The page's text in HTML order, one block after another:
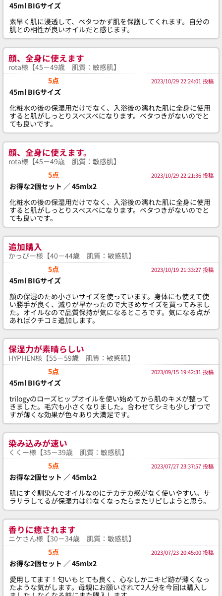
45ml BIGサイズ
素早く肌に浸透して、ベタつかず肌を保護してくれます。自分の
肌との相性が良いオイルだと感じます。
顔、全身に使えます
rota様【45－49歳 肌質：敏感肌】
5点
2023/10/29 22:24:01 投稿
45ml BIGサイズ
化粧水の後の保湿用だけでなく、入浴後の濡れた肌に全身に使用
すると肌がしっとりスベスベになります。ベタつきがないのでと
ても良いです。
顔、全身に使えます。
rota様【45－49歳 肌質：敏感肌】
5点
2023/10/29 22:21:36 投稿
お得な2個セット ／ 45mlx2
化粧水の後の保湿用だけでなく、入浴後の濡れた肌に全身に使用
すると肌がしっとりスベスベになります。ベタつきがないのでと
ても良いです。
追加購入
かっぴー様【40－44歳 肌質：敏感肌】
5点
2023/10/19 21:33:27 投稿
45ml BIGサイズ
顔の保湿のため小さいサイズを使っています。身体にも使えて使
い勝手が良く、減りが早かったので大きめサイズを買ってみまし
た。オイルなので品質保持が気になるところです。気になる点が
あればクチコミ追加します。
保湿力が素晴らしい
HYPHEN様【55－59歳 肌質：敏感肌】
5点
2023/09/15 19:42:31 投稿
45ml BIGサイズ
trilogyのローズヒップオイルを使い始めてから肌のキメが整って
きました。毛穴も小さくなりました。合わせてシミも少しずつで
すが薄くな効果が色々あり大満足です。
染み込みが速い
くくー様【35－39歳 肌質：敏感肌】
5点
2023/07/27 23:37:57 投稿
お得な2個セット ／ 45mlx2
肌にすぐ馴染んでオイルなのにテカテカ感がなく使いやすい。サ
ラサラしてるが保湿力は◎なくなったらまたリピしようと思う。
香りに癒されます
ニケさん様【30－34歳 肌質：敏感肌】
5点
2023/07/23 20:45:00 投稿
お得な2個セット ／ 45mlx2
愛用してます！匂いもとても良く、心なしかニキビ跡が薄くなっ
たような気がします。母親にお願いされて2人分を今回は購入し